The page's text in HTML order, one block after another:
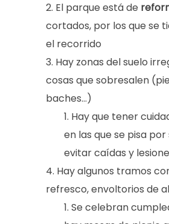
El parque está de
cortados, por los que se
el recorrido
Hay zonas del suelo
cosas que sobresalen
baches…)
Hay que tener
en las que se pisa
evitar caídas y
Hay algunos tramos
refresco, envoltorios de
Se celebran